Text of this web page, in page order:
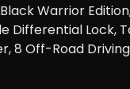
Warrior
Differential Lock,
8 Off-Road